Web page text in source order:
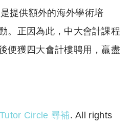
提供額外的海外學術培
。正因為此，中大會計課程
便獲四大會計樓聘用，羸盡
Tutor Circle 尋補. All rights